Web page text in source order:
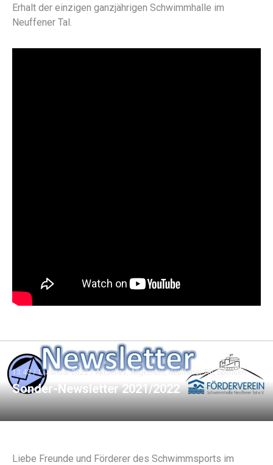
Erhalt der einzigen ganzjährigen Schwimmhalle im
Neuffener Tal.
13:43 /1. Januar 2022/Aktuelles,Allgemein,Neuffener Tal,Spenden
Sonder-Newsletter 2021/2022
Liebe Freunde und Förderer des Schwimmsports im